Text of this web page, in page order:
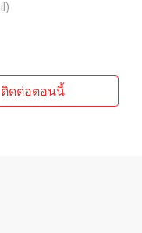
ติดต่อตอนนี้